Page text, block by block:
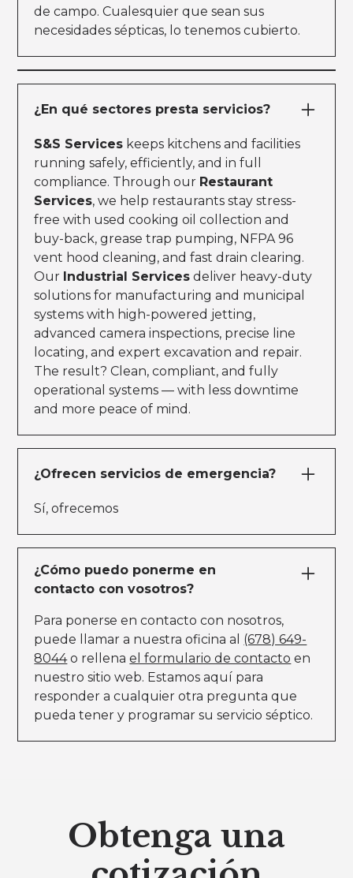
de campo. Cualesquier que sean sus
necesidades sépticas, lo tenemos cubierto.
¿En qué sectores presta servicios?
S&S Services keeps kitchens and facilities
running safely, efficiently, and in full
compliance. Through our Restaurant
Services, we help restaurants stay stress-
free with used cooking oil collection and
buy-back, grease trap pumping, NFPA 96
vent hood cleaning, and fast drain clearing.
Our Industrial Services deliver heavy-duty
solutions for manufacturing and municipal
systems with high-powered jetting,
advanced camera inspections, precise line
locating, and expert excavation and repair.
The result? Clean, compliant, and fully
operational systems — with less downtime
and more peace of mind.
¿Ofrecen servicios de emergencia?
Sí, ofrecemos
¿Cómo puedo ponerme en
contacto con vosotros?
Para ponerse en contacto con nosotros,
puede llamar a nuestra oficina al (678) 649-
8044o rellenael formulario de contacto en
nuestro sitio web. Estamos aquí para
responder a cualquier otra pregunta que
pueda tener y programar su servicio séptico.
Obtenga una